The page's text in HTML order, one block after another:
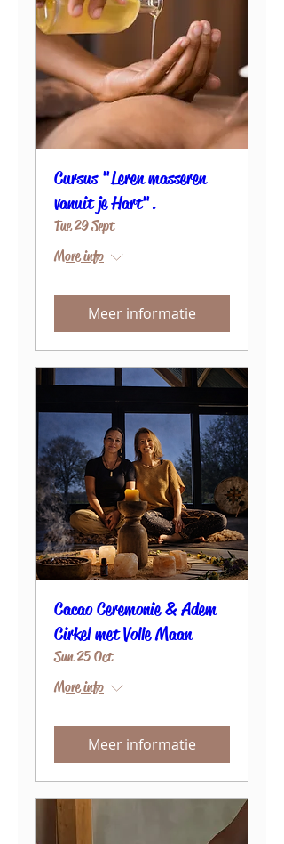
Cursus "Leren masseren
vanuit je Hart".
Tue 29 Sept
More info
Meer informatie
Cacao Ceremonie & Adem
Cirkel met Volle Maan
Sun 25 Oct
More info
Meer informatie